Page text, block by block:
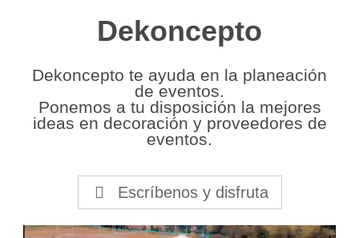
Dekoncepto
Dekoncepto te ayuda en la planeación
de eventos.
Ponemos a tu disposición la mejores
ideas en decoración y proveedores de
eventos.
Escríbenos y disfruta